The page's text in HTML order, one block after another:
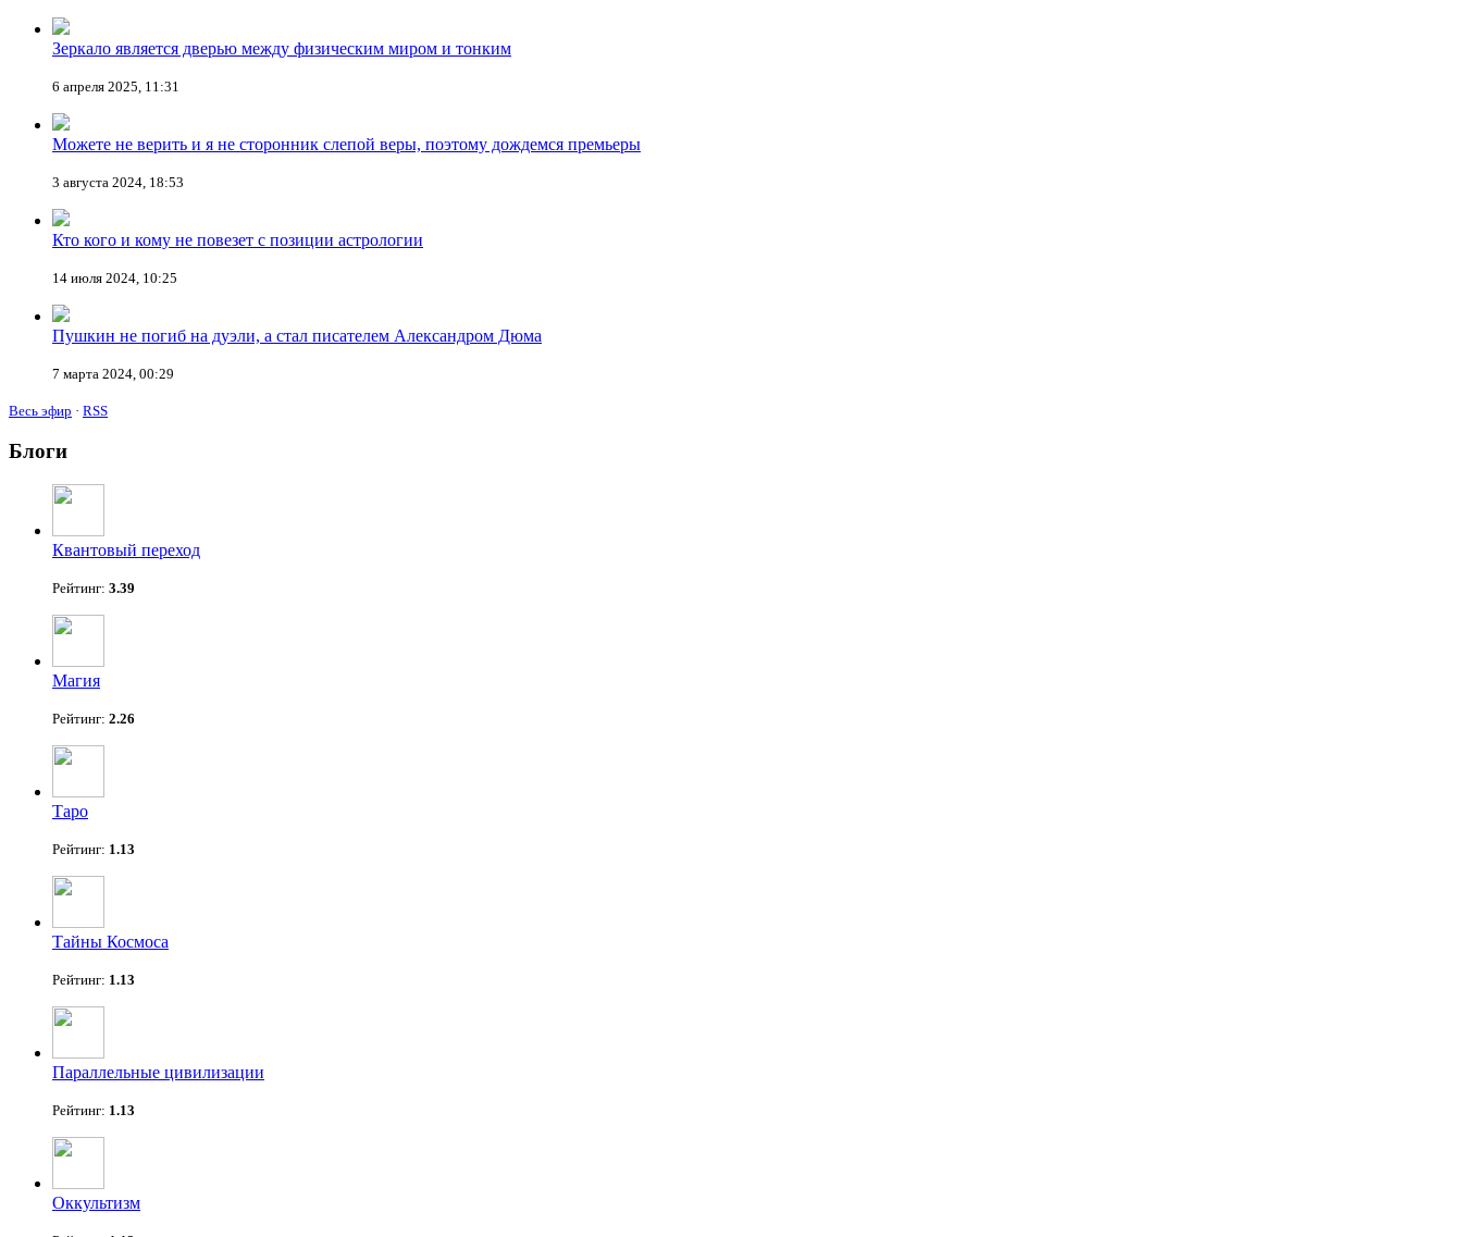
Зеркало является дверью между физическим миром и тонким
6 апреля 2025, 11:31
Можете не верить и я не сторонник слепой веры, поэтому дождемся премьеры
3 августа 2024, 18:53
Кто кого и кому не повезет с позиции астрологии
14 июля 2024, 10:25
Пушкин не погиб на дуэли, а стал писателем Александром Дюма
7 марта 2024, 00:29
Весь эфир · RSS
Блоги
Квантовый переход
Рейтинг: 3.39
Магия
Рейтинг: 2.26
Таро
Рейтинг: 1.13
Тайны Космоса
Рейтинг: 1.13
Параллельные цивилизации
Рейтинг: 1.13
Оккультизм